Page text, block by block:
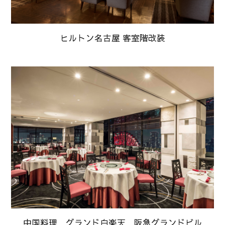
ヒルトン名古屋 客室階改装
中国料理 グランド白楽天 阪急グランドビル